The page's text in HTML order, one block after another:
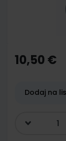
the
beginning
gallery
10,50 €
Dodaj na